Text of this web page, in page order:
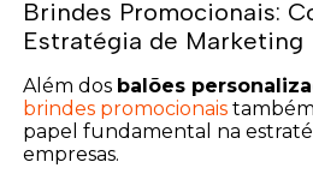
Brindes Promocionais:
Estratégia de Marketing
Além dos balões
brindes promocionais
papel fundamental na
empresas.